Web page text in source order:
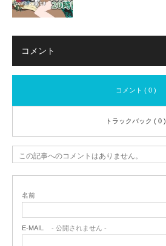
コメント
コメント ( 0 )
トラックバック ( 0 )
この記事へのコメントはありません。
名前
E-MAIL - 公開されません -